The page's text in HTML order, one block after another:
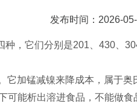
发布时间：2026-
，它们分别是201、430、
它加锰减镍来降成本，属于
可能析出溶进食品，不能做